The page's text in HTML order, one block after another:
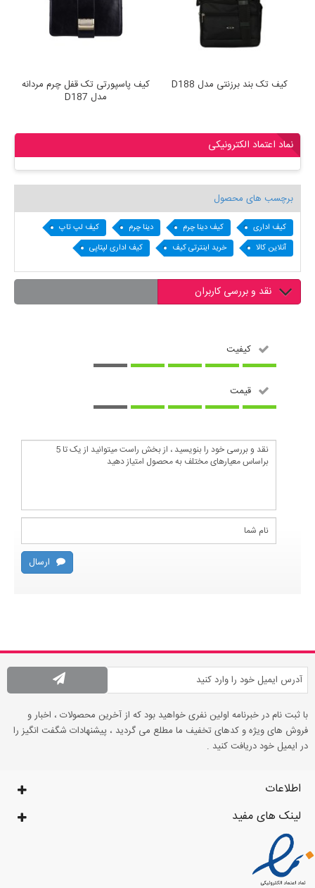
کیف پاسپورتی تک قفل چرم مردانه
مدل D187
کیف تک بند برزنتی مدل D188
نماد اعتماد الکترونیکی
برچسب های محصول
کیف اداری کیف دینا چرم دینا چرم
کیف لپ تاپ
آنلاین کالا
خرید اینترتی کیف کیف اداری لپتاپی
نقد و بررسی کاربران
کیفیت
قیمت
ارسال
با ثبت نام در خبرنامه اولین نفری خواهید بود که از آخرین محصولات ، اخبار و
فروش های ویژه و کدهای تخفیف ما مطلع می گردید ، پیشنهادات شگفت انگیز را
در ایمیل خود دریافت کنید .
اطلاعات
لینک های مفید